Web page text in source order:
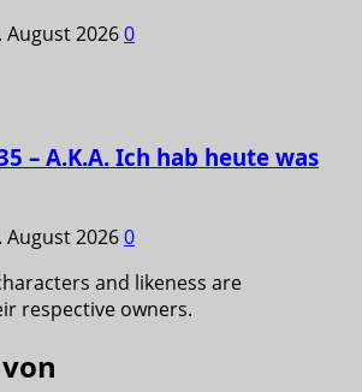
August 20260
– A.K.A. Ich hab heute was
August 20260
and likeness are
respective owners.